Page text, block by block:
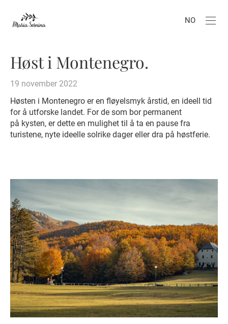
NO
Høst i Montenegro.
19 november 2022
Høsten i Montenegro er en fløyelsmyk årstid, en ideell tid
for å utforske landet. For de som bor permanent
på kysten, er dette en mulighet til å ta en pause fra
turistene, nyte ideelle solrike dager eller dra på høstferie.